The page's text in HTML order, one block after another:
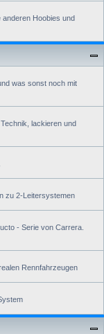
anderen Hoobies und
was sonst noch mit
lackieren und
zu 2-Leitersystemen
- Serie von Carrera.
Rennfahrzeugen